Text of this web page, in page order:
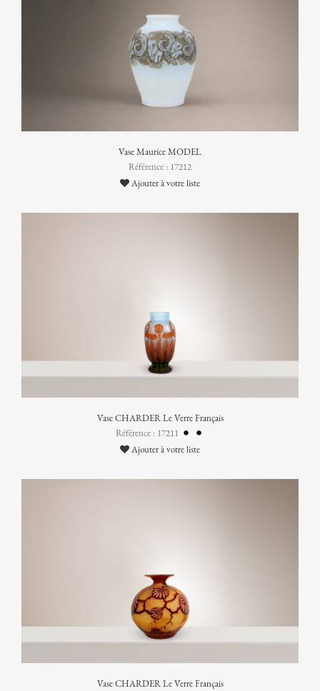
Vase Maurice MODEL
Référence : 17212
Ajouter à votre liste
Vase CHARDER Le Verre Français
Référence : 17211
Ajouter à votre liste
Vase CHARDER Le Verre Français